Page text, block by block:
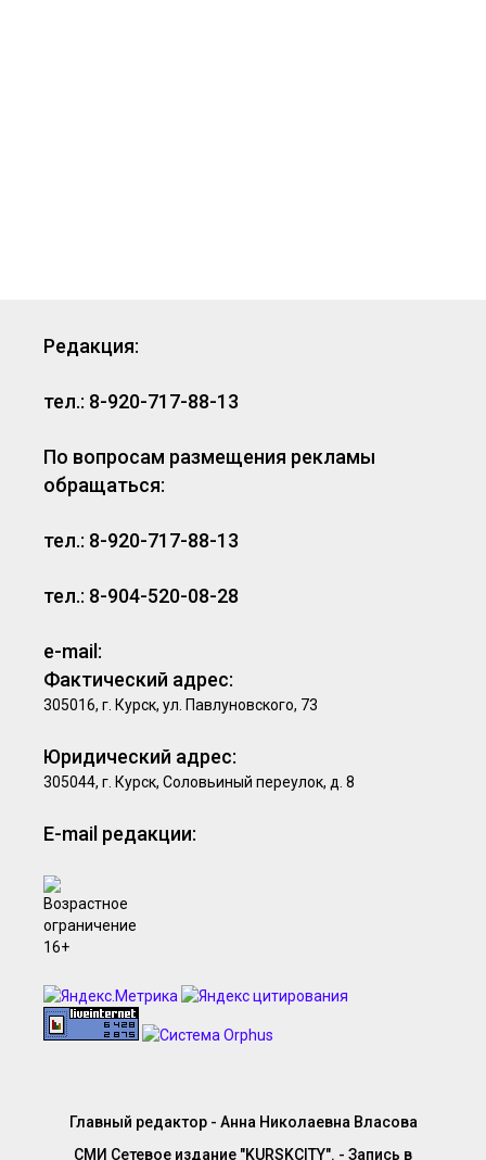
Редакция:
тел.: 8-920-717-88-13
По вопросам размещения рекламы
обращаться:
тел.: 8-920-717-88-13
тел.: 8-904-520-08-28
e-mail:
Фактический адрес:
305016, г. Курск, ул. Павлуновского, 73
Юридический адрес:
305044, г. Курск, Соловьиный переулок, д. 8
E-mail редакции:
Главный редактор - Анна Николаевна Власова
СМИ Сетевое издание "KURSKCITY". - Запись в